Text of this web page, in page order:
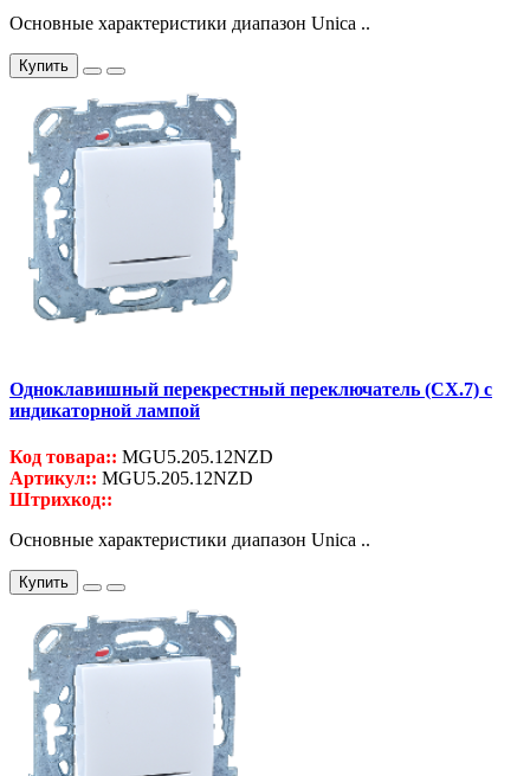
Основные характеристики диапазон Unica ..
Купить
Одноклавишный перекрестный переключатель (СХ.7) с
индикаторной лампой
Код товара:: MGU5.205.12NZD
Артикул:: MGU5.205.12NZD
Штрихкод::
Основные характеристики диапазон Unica ..
Купить